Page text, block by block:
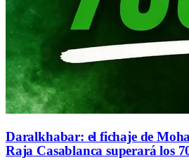
Daralkhabar: el fichaje de
Raja Casablanca superará los